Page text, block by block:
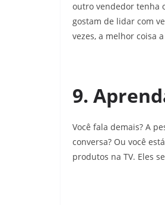
outro vendedor tenha
gostam de lidar com
vezes, a melhor coisa
9.
Você fala demais? A
conversa? Ou você
produtos na TV. Eles